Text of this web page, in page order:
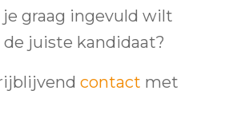
graag ingevuld wilt
juiste kandidaat?
contact met